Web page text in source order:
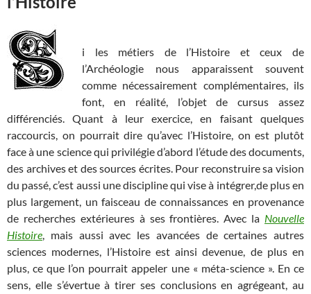
i les métiers de l’Histoire et ceux de
l’Archéologie nous apparaissent souvent
comme nécessairement complémentaires, ils
font, en réalité, l’objet de cursus assez
différenciés. Quant à leur exercice, en faisant quelques
raccourcis, on pourrait dire qu’avec l’Histoire, on est plutôt
face à une science qui privilégie d’abord l’étude des documents,
des archives et des sources écrites. Pour reconstruire sa vision
du passé, c’est aussi une discipline qui vise à intégrer,de plus en
plus largement, un faisceau de connaissances en provenance
de recherches extérieures à ses frontières. Avec la Nouvelle
Histoire, mais aussi avec les avancées de certaines autres
sciences modernes, l’Histoire est ainsi devenue, de plus en
plus, ce que l’on pourrait appeler une « méta-science ». En ce
sens, elle s’évertue à tirer ses conclusions en agrégeant, au